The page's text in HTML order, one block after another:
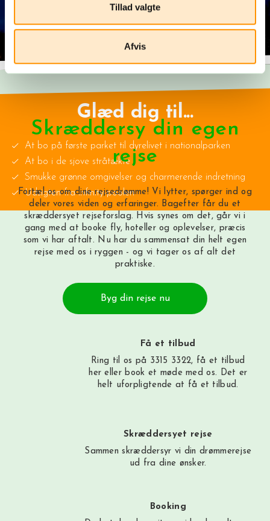
Tillad valgte
Afvis
Glæd dig til...
At bo på første parket til dyrelivet i nationalparken
At bo i de sjove stråtækte
Smukke grønne omgivelser og charmerende indretning
Udsigten fra infinity-poolen
Skræddersy din egen
rejse
Fortæl os om dine rejsedrømme! Vi lytter, spørger ind og
deler vores viden og erfaringer. Bagefter får du et
skræddersyet rejseforslag. Hvis synes om det, går vi i
gang med at booke fly, hoteller og oplevelser, præcis
som vi har aftalt. Nu har du sammensat din helt egen
rejse med os i ryggen - og vi tager os af alt det
praktiske.
Byg din rejse nu
Få et tilbud
Ring til os på 3315 3322, få et tilbud
her eller book et møde med os. Det er
helt uforpligtende at få et tilbud.
Skræddersyet rejse
Sammen skræddersyr vi din drømmerejse
ud fra dine ønsker.
Booking